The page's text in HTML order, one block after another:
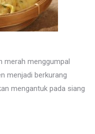
merah menggumpal
menjadi berkurang
mengantuk pada siang